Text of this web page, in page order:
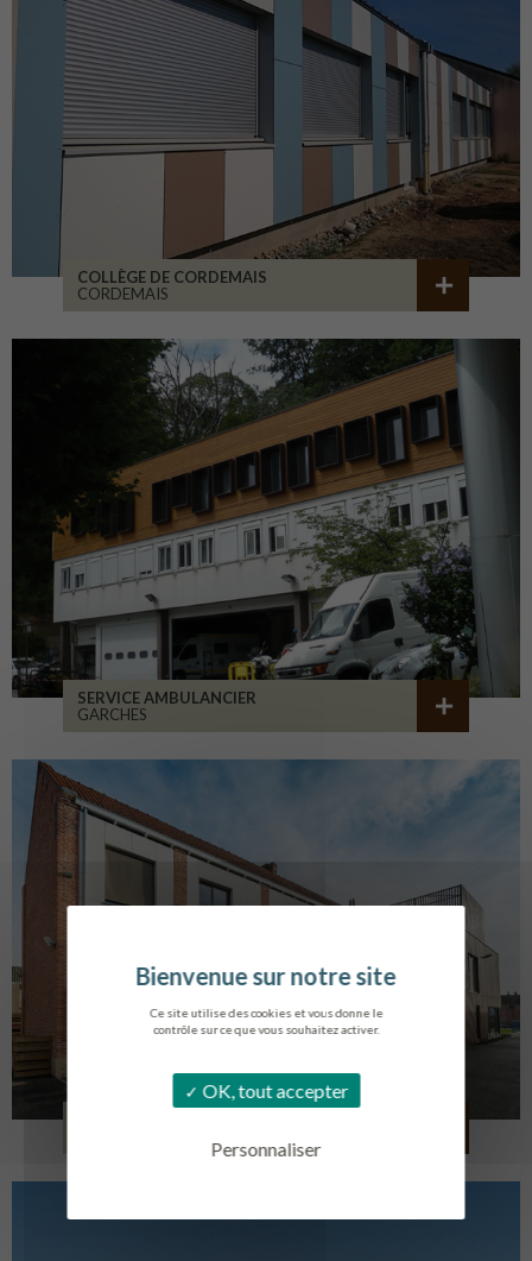
Ce site utilise des cookies et vous donne le
contrôle sur ce que vous souhaitez activer.
OK, tout accepter
Personnaliser
COLLÈGE DE CORDEMAIS
CORDEMAIS
SERVICE AMBULANCIER
GARCHES